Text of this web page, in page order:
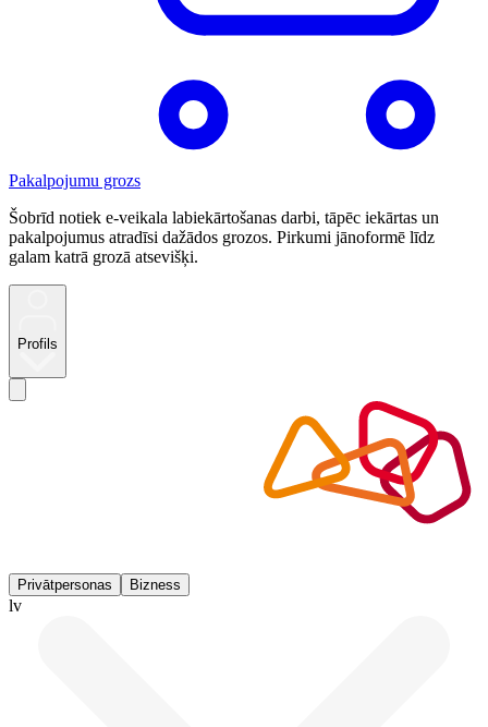
Pakalpojumu grozs
Šobrīd notiek e-veikala labiekārtošanas darbi, tāpēc iekārtas un
pakalpojumus atradīsi dažādos grozos. Pirkumi jānoformē līdz
galam katrā grozā atsevišķi.
Profils
Privātpersonas Bizness
lv